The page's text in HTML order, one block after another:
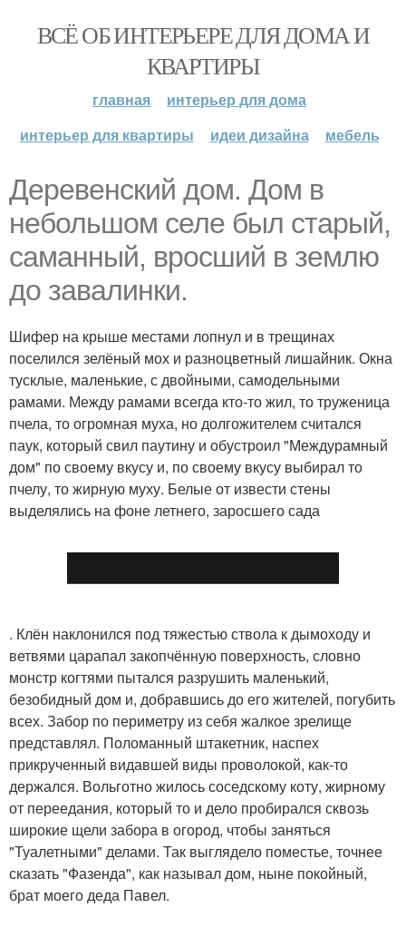
ВСЁ ОБ ИНТЕРЬЕРЕ ДЛЯ ДОМА И
КВАРТИРЫ
главная
интерьер для дома
интерьер для квартиры
идеи дизайна мебель
Деревенский дом. Дом в
небольшом селе был старый,
саманный, вросший в землю
до завалинки.
Шифер на крыше местами лопнул и в трещинах
поселился зелёный мох и разноцветный лишайник. Окна
тусклые, маленькие, с двойными, самодельными
рамами. Между рамами всегда кто-то жил, то труженица
пчела, то огромная муха, но долгожителем считался
паук, который свил паутину и обустроил "Междурамный
дом" по своему вкусу и, по своему вкусу выбирал то
пчелу, то жирную муху. Белые от извести стены
выделялись на фоне летнего, заросшего сада
. Клён наклонился под тяжестью ствола к дымоходу и
ветвями царапал закопчённую поверхность, словно
монстр когтями пытался разрушить маленький,
безобидный дом и, добравшись до его жителей, погубить
всех. Забор по периметру из себя жалкое зрелище
представлял. Поломанный штакетник, наспех
прикрученный видавшей виды проволокой, как-то
держался. Вольготно жилось соседскому коту, жирному
от переедания, который то и дело пробирался сквозь
широкие щели забора в огород, чтобы заняться
"Туалетными" делами. Так выглядело поместье, точнее
сказать "Фазенда", как называл дом, ныне покойный,
брат моего деда Павел.